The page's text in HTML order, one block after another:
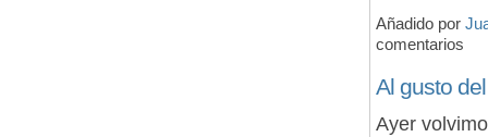
Añadido por
comentarios
Al gusto
Ayer